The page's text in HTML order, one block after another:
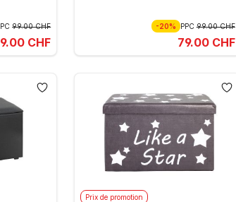
99.00 CHF
CHF
-20% PPC99.00 CHF
79.00 CHF
Prix de promotion